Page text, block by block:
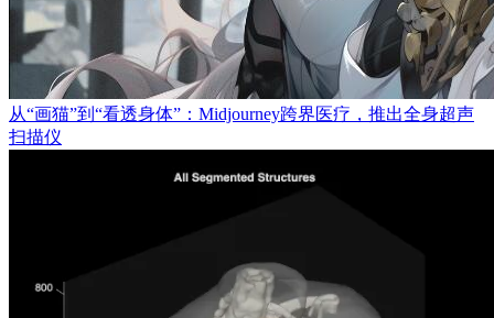
从“画猫”到“看透身体”：Midjourney跨界医疗，推出全身超声
扫描仪